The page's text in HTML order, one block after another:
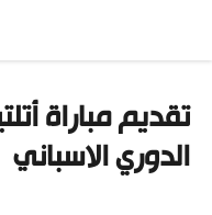
المحتوى
تقديم مباراة
الدوري الاسباني